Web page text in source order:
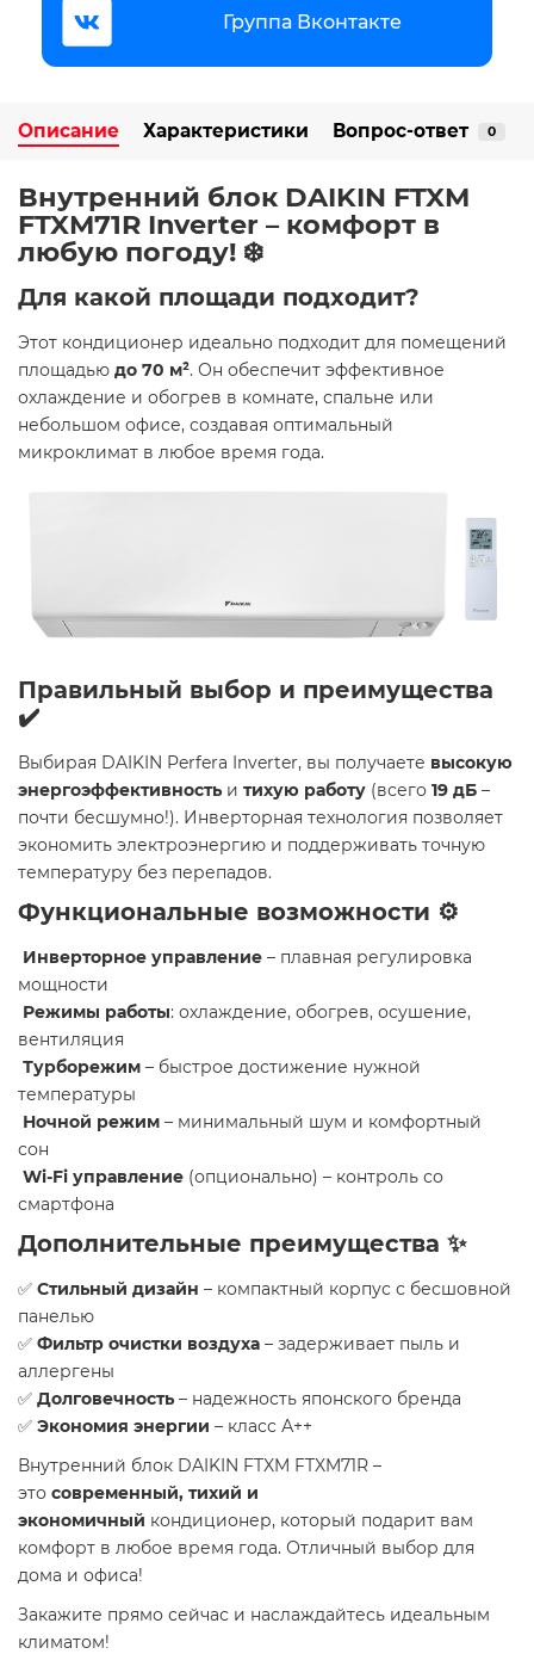
Группа Вконтакте
Описание Характеристики Вопрос-ответ 0
Внутренний блок DAIKIN FTXM
FTXM71R Inverter – комфорт в
любую погоду! ❄️
Для какой площади подходит?
Этот кондиционер идеально подходит для помещений
площадью до 70 м². Он обеспечит эффективное
охлаждение и обогрев в комнате, спальне или
небольшом офисе, создавая оптимальный
микроклимат в любое время года.
Правильный выбор и преимущества
✔️
Выбирая DAIKIN Perfera Inverter, вы получаете высокую
энергоэффективность и тихую работу (всего 19 дБ –
почти бесшумно!). Инверторная технология позволяет
экономить электроэнергию и поддерживать точную
температуру без перепадов.
Функциональные возможности ⚙️
Инверторное управление – плавная регулировка
мощности
Режимы работы: охлаждение, обогрев, осушение,
вентиляция
Турборежим – быстрое достижение нужной
температуры
Ночной режим – минимальный шум и комфортный
сон
Wi-Fi управление (опционально) – контроль со
смартфона
Дополнительные преимущества ✨
✅ Стильный дизайн – компактный корпус с бесшовной
панелью
✅ Фильтр очистки воздуха – задерживает пыль и
аллергены
✅ Долговечность – надежность японского бренда
✅ Экономия энергии – класс А++
Внутренний блок DAIKIN FTXM FTXM71R –
это современный, тихий и
экономичный кондиционер, который подарит вам
комфорт в любое время года. Отличный выбор для
дома и офиса!
Закажите прямо сейчас и наслаждайтесь идеальным
климатом!